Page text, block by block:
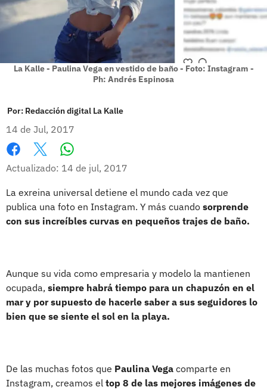
La Kalle - Paulina Vega en vestido de baño - Foto: Instagram -
Ph: Andrés Espinosa
Por: Redacción digital La Kalle
14 de Jul, 2017
Facebook
X
Actualizado: 14 de jul, 2017
La exreina universal detiene el mundo cada vez que
publica una foto en Instagram. Y más cuando sorprende
con sus increíbles curvas en pequeños trajes de baño.
Aunque su vida como empresaria y modelo la mantienen
ocupada, siempre habrá tiempo para un chapuzón en el
mar y por supuesto de hacerle saber a sus seguidores lo
bien que se siente el sol en la playa.
De las muchas fotos que Paulina Vega comparte en
Instagram, creamos el top 8 de las mejores imágenes de